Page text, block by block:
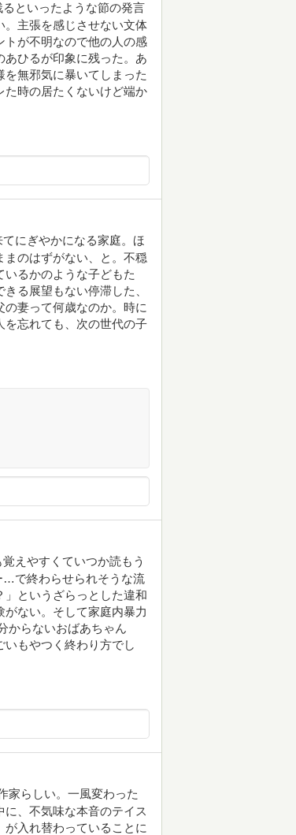
といったような節の発言
。主張を感じさせない文体
トが不明なので他の人の感
ひるが印象に残った。あ
無邪気に暴いてしまった
た時の居たくないけど端か
にぎやかになる家庭。ほ
のはずがない、と。不穏
るかのような子どもた
る展望もない停滞した、
妻って何歳なのか。時に
を忘れても、次の世代の子
えやすくていつか読もう
…で終わらせられそうな流
というざらっとした違和
ない。そして家庭内暴力
からないおばあちゃん
もやつく終わり方でし
家らしい。一風変わった
、不気味な本音のテイス
が入れ替わっていることに